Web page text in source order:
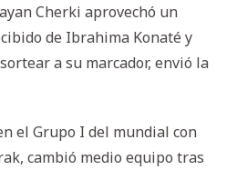
Cherki aprovechó un
de Ibrahima Konaté y
a su marcador, envió la
el Grupo I del mundial con
cambió medio equipo tras